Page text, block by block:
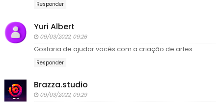
Responder
Yuri Albert
09/03/2022, 09:26
Gostaria de ajudar vocês com a criação de artes.
Responder
Brazza.studio
09/03/2022, 09:29